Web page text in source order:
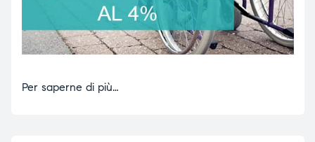
Per saperne di più…